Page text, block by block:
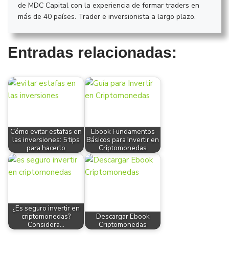
de MDC Capital con la experiencia de formar traders en
más de 40 países. Trader e inversionista a largo plazo.
Entradas relacionadas:
Cómo evitar estafas en
las inversiones: 5 tips
para hacerlo
Ebook Fundamentos
Básicos para Invertir en
Criptomonedas
¿Es seguro invertir en
criptomonedas?
Considera…
Descargar Ebook
Criptomonedas